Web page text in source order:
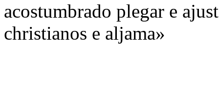
acostumbrado plegar e
christianos e aljama»